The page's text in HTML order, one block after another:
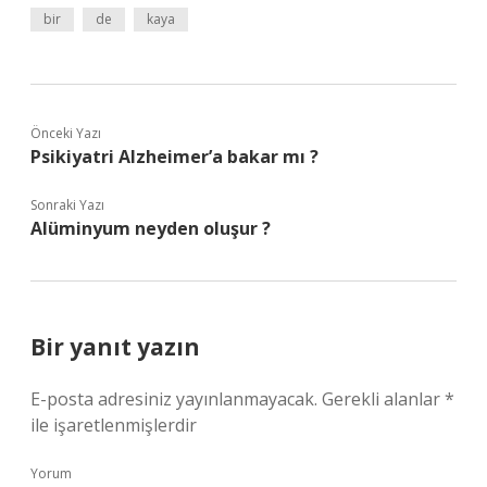
bir de kaya
Önceki Yazı
Psikiyatri Alzheimer’a bakar mı ?
Sonraki Yazı
Alüminyum neyden oluşur ?
Bir yanıt yazın
E-posta adresiniz yayınlanmayacak. Gerekli alanlar*
ile işaretlenmişlerdir
Yorum